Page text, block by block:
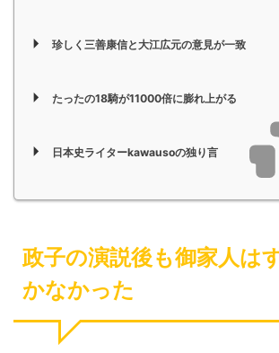
珍しく三善康信と大江広元の意見が一致
たったの18騎が11000倍に膨れ上がる
日本史ライターkawausoの独り言
政子の演説後も御家人は
かなかった